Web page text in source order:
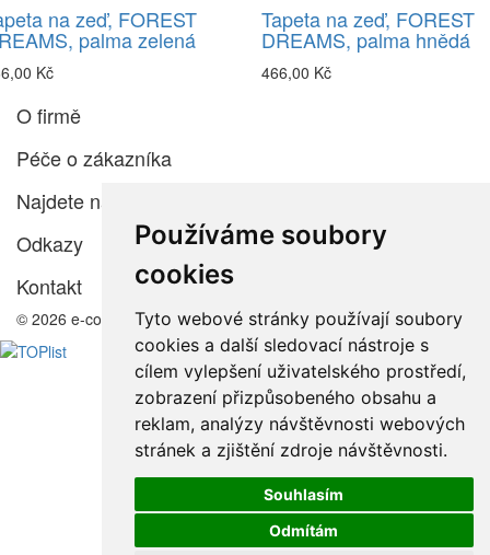
Používáme soubory
cookies
Tyto webové stránky používají soubory
cookies a další sledovací nástroje s
cílem vylepšení uživatelského prostředí,
zobrazení přizpůsobeného obsahu a
reklam, analýzy návštěvnosti webových
stránek a zjištění zdroje návštěvnosti.
Souhlasím
Odmítám
na zeď, FOREST
palma zelená
Kč
Tapeta na zeď, FOREST
DREAMS, palma hnědá
466,00 Kč
O firmě
Péče o zákazníka
Najdete nás
Odkazy
Kontakt
© 2026 e-color.cz